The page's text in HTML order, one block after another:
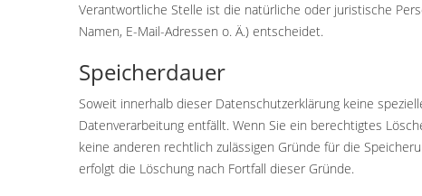
Verantwortliche Stelle ist die natürliche oder juristische
Namen, E-Mail-Adressen o. Ä.) entscheidet.
Speicherdauer
Soweit innerhalb dieser Datenschutzerklärung keine
Datenverarbeitung entfällt. Wenn Sie ein berechtigtes
keine anderen rechtlich zulässigen Gründe für die
erfolgt die Löschung nach Fortfall dieser Gründe.